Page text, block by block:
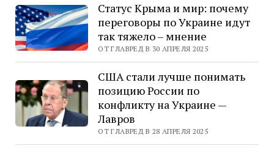
Статус Крыма и мир: почему
переговоры по Украине идут
так тяжело – мнение
ОТ ГЛАВРЕД В 30 АПРЕЛЯ 2025
США стали лучше понимать
позицию России по
конфликту на Украине —
Лавров
ОТ ГЛАВРЕД В 28 АПРЕЛЯ 2025